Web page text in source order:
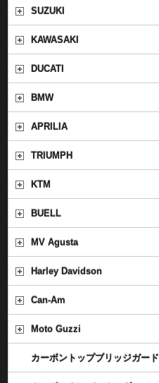
SUZUKI
KAWASAKI
DUCATI
BMW
APRILIA
TRIUMPH
KTM
BUELL
MV Agusta
Harley Davidson
Can-Am
Moto Guzzi
カーボントップブリッジガード